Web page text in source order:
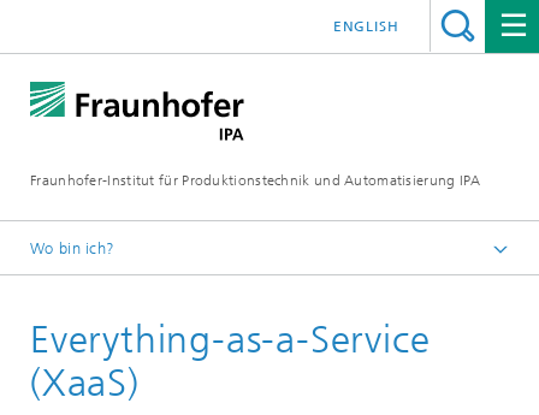
Fraunhofer-Institut für Produktionstechnik und Automatisierung IPA
ENGLISH
Wo bin ich?
Aktuelle Forschung
Digitale Werkzeuge in der Produktion
IT-Architekturentwicklung
Everything-as-a-Service
(XaaS)